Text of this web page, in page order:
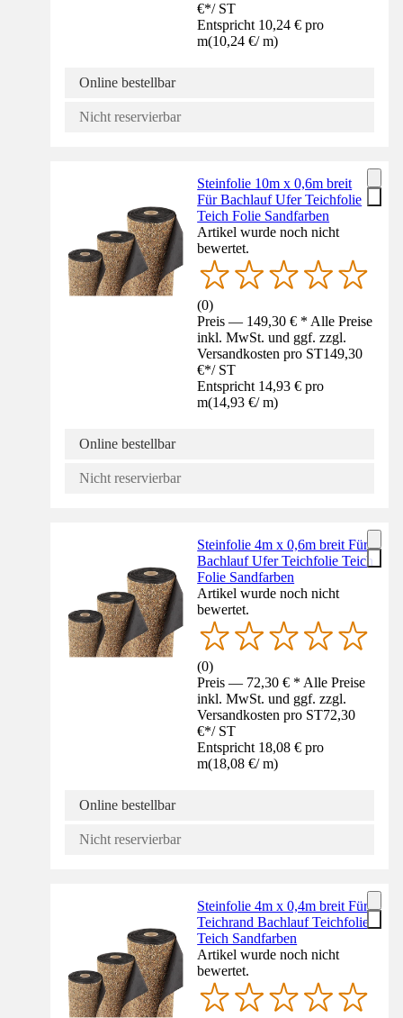
€*/ ST
Entspricht 10,24 € pro
m(10,24 €/ m)
Online bestellbar
Nicht reservierbar
Steinfolie 10m x 0,6m breit
Für Bachlauf Ufer Teichfolie
Teich Folie Sandfarben
Artikel wurde noch nicht
bewertet.
(0)
Preis — 149,30 € * Alle Preise
inkl. MwSt. und ggf. zzgl.
Versandkosten pro ST149,30
€*/ ST
Entspricht 14,93 € pro
m(14,93 €/ m)
Online bestellbar
Nicht reservierbar
Steinfolie 4m x 0,6m breit Für
Bachlauf Ufer Teichfolie Teich
Folie Sandfarben
Artikel wurde noch nicht
bewertet.
(0)
Preis — 72,30 € * Alle Preise
inkl. MwSt. und ggf. zzgl.
Versandkosten pro ST72,30
€*/ ST
Entspricht 18,08 € pro
m(18,08 €/ m)
Online bestellbar
Nicht reservierbar
Steinfolie 4m x 0,4m breit Für
Teichrand Bachlauf Teichfolie
Teich Sandfarben
Artikel wurde noch nicht
bewertet.